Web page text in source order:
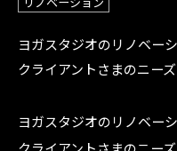
ヨガスタジオのリノベー
クライアントさまのニー
ヨガスタジオのリノベー